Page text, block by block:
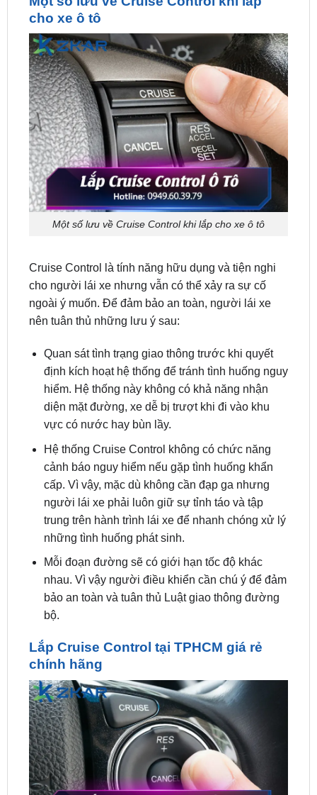
Một số lưu về Cruise Control khi lắp cho xe ô tô
Cruise Control là tính năng hữu dụng và tiện nghi
ngoài ý muốn. Để đảm bảo an toàn, người lái xe
nên tuân thủ những lưu ý sau:
Quan sát tình trạng giao thông trước khi quyết
hiểm. Hệ thống này không có khả năng nhận
diện mặt đường, xe dễ bị trượt khi đi vào khu
vực có nước hay bùn lầy.
Hệ thống Cruise Control không có chức năng
cảnh báo nguy hiểm nếu gặp tình huống khẩn
cấp. Vì vậy, mặc dù không cần đạp ga nhưng
người lái xe phải luôn giữ sự tỉnh táo và tập
trung trên hành trình lái xe để nhanh chóng xử lý
những tình huống phát sinh.
Mỗi đoạn đường sẽ có giới hạn tốc độ khác
nhau. Vì vậy người điều khiển cần chú ý để đảm
bảo an toàn và tuân thủ Luật giao thông đường
bộ.
Lắp Cruise Control tại TPHCM giá rẻ